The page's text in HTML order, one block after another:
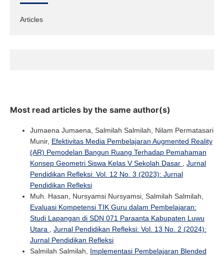
Articles
Most read articles by the same author(s)
Jumaena Jumaena, Salmilah Salmilah, Nilam Permatasari
Munir, Efektivitas Media Pembelajaran Augmented Reality
(AR) Pemodelan Bangun Ruang Terhadap Pemahaman
Konsep Geometri Siswa Kelas V Sekolah Dasar
Jurnal
Pendidikan Refleksi: Vol. 12 No. 3 (2023): Jurnal
Pendidikan Refleksi
Muh. Hasan, Nursyamsi Nursyamsi, Salmilah Salmilah,
Evaluasi Kompetensi TIK Guru dalam Pembelajaran:
Studi Lapangan di SDN 071 Paraanta Kabupaten Luwu
Utara
Jurnal Pendidikan Refleksi: Vol. 13 No. 2 (2024):
Jurnal Pendidikan Refleksi
Salmilah Salmilah, Implementasi Pembelajaran Blended